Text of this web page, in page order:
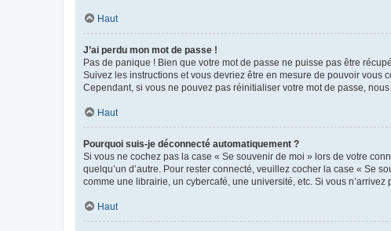
Haut
J’ai perdu mon mot de passe !
Pas de panique ! Bien que votre mot de passe ne puisse pas être
Suivez les instructions et vous devriez être en mesure de pouvoir vous
Cependant, si vous ne pouvez pas réinitialiser votre mot de passe,
Haut
Pourquoi suis-je déconnecté automatiquement ?
Si vous ne cochez pas la case « Se souvenir de moi » lors de votre
quelqu’un d’autre. Pour rester connecté, veuillez cocher la case « Se
comme une librairie, un cybercafé, une université, etc. Si vous
Haut